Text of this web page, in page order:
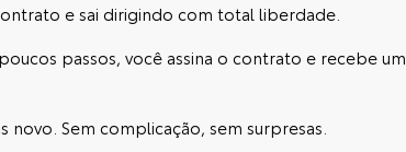
e sai dirigindo com total liberdade.
passos, você assina o contrato e recebe
Sem complicação, sem surpresas.